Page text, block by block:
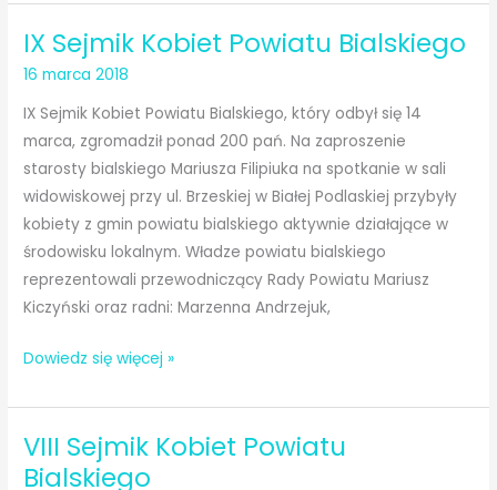
Powiatu
Bialskiego
IX Sejmik Kobiet Powiatu Bialskiego
16 marca 2018
IX Sejmik Kobiet Powiatu Bialskiego, który odbył się 14
marca, zgromadził ponad 200 pań. Na zaproszenie
starosty bialskiego Mariusza Filipiuka na spotkanie w sali
widowiskowej przy ul. Brzeskiej w Białej Podlaskiej przybyły
kobiety z gmin powiatu bialskiego aktywnie działające w
środowisku lokalnym. Władze powiatu bialskiego
reprezentowali przewodniczący Rady Powiatu Mariusz
Kiczyński oraz radni: Marzenna Andrzejuk,
IX
Kobiet
Powiatu
Bialskiego
Dowiedz się więcej »
VIII Sejmik Kobiet Powiatu
Bialskiego